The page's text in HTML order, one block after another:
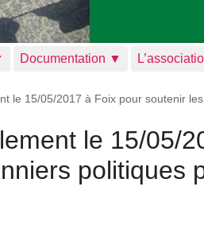
Documentation ▼
le 15/05/2017 à Foix pour soutenir
le 15/05/
politiques